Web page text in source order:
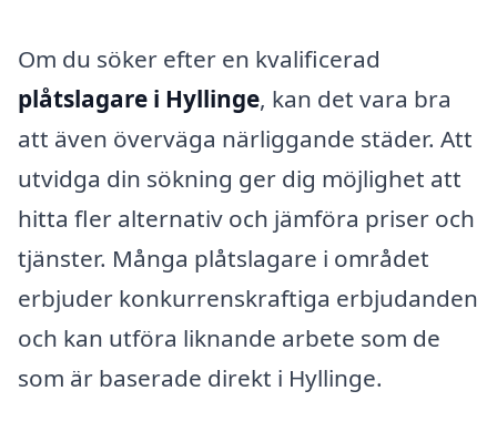
Om du söker efter en kvalificerad
plåtslagare i Hyllinge, kan det vara bra
att även överväga närliggande städer. Att
utvidga din sökning ger dig möjlighet att
hitta fler alternativ och jämföra priser och
tjänster. Många plåtslagare i området
erbjuder konkurrenskraftiga erbjudanden
och kan utföra liknande arbete som de
som är baserade direkt i Hyllinge.